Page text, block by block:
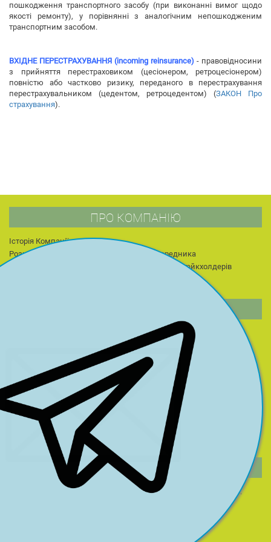
пошкодження транспортного засобу (при виконанні вимог щодо
якості ремонту), у порівнянні з аналогічним непошкодженим
транспортним засобом.
ВХІДНЕ ПЕРЕСТРАХУВАННЯ (incoming reinsurance) - правовідносини
з прийняття перестраховиком (цесіонером, ретроцесіонером)
повністю або частково ризику, переданого в перестрахування
перестрахувальником (цедентом, ретроцедентом) (ЗАКОН Про
страхування).
ПРО КОМПАНІЮ
Історія Компанії
Розкриття інформації про страхового посередника
Інформація для акціонерів та стейкхолдерів
Страхове законодавство
Правила страхування
Політика конфіденційності
Захист прав споживачів
Публічні оферти та страхові продукти (архів)
Страхові продукти страхових компаній партнерів
СТОРІНКА КЕРІВНИКА
Сторінка керівника Публікації Для студентів
НОВИНИ КОМПАНІЇ
2022 р.
2024 р.